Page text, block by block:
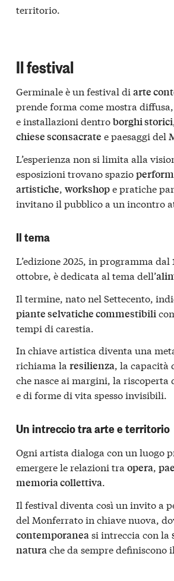
territorio.
Il festival
Germinale è un festival di arte
prende forma come mostra
e installazioni dentroborghi storici
chiese sconsacrate e paesaggi del
L’esperienza non si limita alla
esposizioni trovano spazio
artistiche, workshope pratiche
invitano il pubblico a un incontro
Il tema
L’edizione 2025, in programma dal
ottobre, è dedicata al tema dell’
Il termine, nato nel Settecento,
piante selvatiche commestibili
tempi di carestia.
In chiave artistica diventa una
richiama la resilienza, la capacità
che nasce ai margini, la riscoperta
e di forme di vita spesso invisibili.
Un intreccio tra arte e territorio
Ogni artista dialoga con un luogo
emergere le relazioni tra opera,
memoria collettiva.
Il festival diventa così un invito a
del Monferrato in chiave nuova,
contemporaneasi intreccia con la
naturache da sempre